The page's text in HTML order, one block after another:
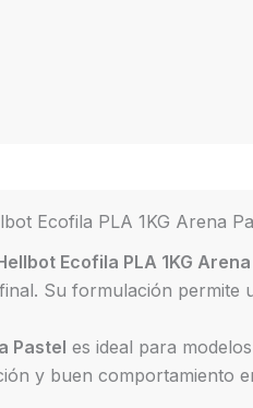
Ecofila PLA 1KG Arena
Ecofila PLA 1KG
Su formulación permite
Pastel es ideal para
y buen comportamiento